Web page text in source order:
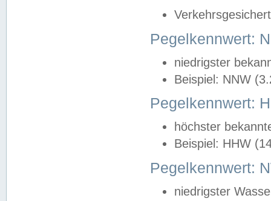
Pegelkennwert:
niedrigster
Beispiel: NNW
Pegelkennwert:
höchster
Beispiel: HHW
Pegelkennwert:
niedrigster